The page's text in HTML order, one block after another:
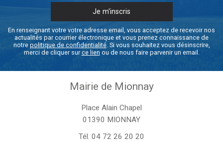
En renseignant votre votre adresse email, vous acceptez de recevoir nos
actualités par courrier électronique et vous prenez connaissance de
notre politique de confidentialité. Si vous souhaitez vous désinscrire,
merci de cliquer surce lien ou de nous faire parvenir un email.
Mairie de Mionnay
Place Alain Chapel
01390 MIONNAY
Tél. 04 72 26 20 20